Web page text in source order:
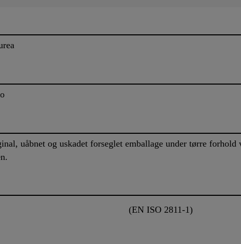
uåbnet og uskadet forseglet emballage under tørre forhold
(EN ISO 2811-1)